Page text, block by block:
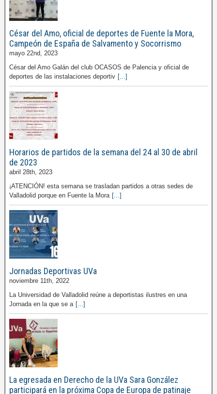
César del Amo, oficial de deportes de Fuente la Mora,
Campeón de España de Salvamento y Socorrismo
mayo 22nd, 2023
César del Amo Galán del club OCASOS de Palencia y oficial de
deportes de las instalaciones deportiv [...]
Horarios de partidos de la semana del 24 al 30 de abril
de 2023
abril 28th, 2023
¡ATENCIÓN! esta semana se trasladan partidos a otras sedes de
Valladolid porque en Fuente la Mora [...]
Jornadas Deportivas UVa
noviembre 11th, 2022
La Universidad de Valladolid reúne a deportistas ilustres en una
Jornada en la que se a [...]
La egresada en Derecho de la UVa Sara González
participará en la próxima Copa de Europa de patinaje